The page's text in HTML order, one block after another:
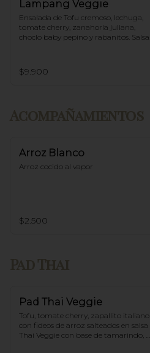
Lampang Veggie
Ensalada de Tofu cremoso, lechuga,
tomate cherry, zanahoria juliana,
choclo baby pepino y rabanitos. Salsa
$9.900
Arroz Blanco
Arroz cocido al vapor
$2.500
Pad Thai Veggie
Tofu, tomate cherry, zapallito italiano
con fideos de arroz salteados en salsa
Thai Veggie con base de tamarindo,